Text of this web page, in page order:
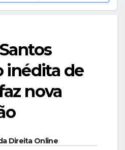
inédita de
nova
Direita Online